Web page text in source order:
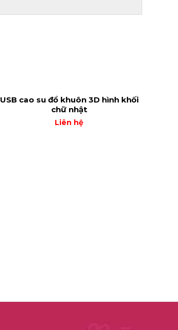
USB cao su đổ khuôn 3D hình khối
chữ nhật
Liên hệ